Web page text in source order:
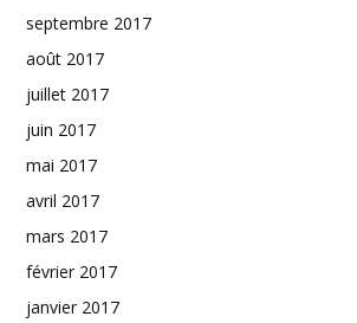
septembre 2017
août 2017
juillet 2017
juin 2017
mai 2017
avril 2017
mars 2017
février 2017
janvier 2017